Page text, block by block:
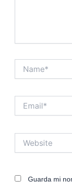
Guarda mi